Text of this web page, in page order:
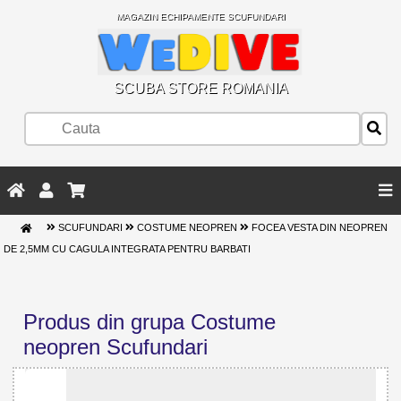
MAGAZIN ECHIPAMENTE SCUFUNDARI
SCUBA STORE ROMANIA
SCUFUNDARI COSTUME NEOPREN FOCEA VESTA DIN NEOPREN
DE 2,5MM CU CAGULA INTEGRATA PENTRU BARBATI
Produs din grupa Costume
neopren Scufundari